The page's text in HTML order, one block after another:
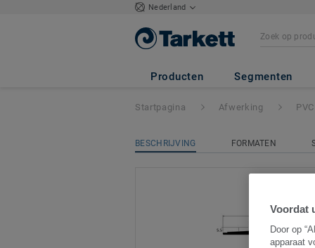
Nederland
Producten Segmenten
PVC trapneuzen
Startpagina Afwerking
BESCHRIJVING FORMATEN
Voordat
Door op
apparaat